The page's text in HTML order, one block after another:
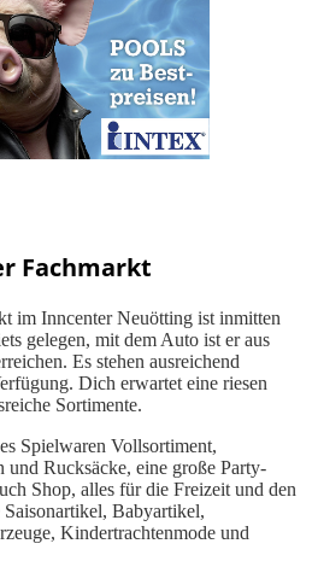
Fachmarkt
im Inncenter Neuötting ist inmitten
gelegen, mit dem Auto ist er aus
Es stehen ausreichend
Dich erwartet eine riesen
Sortimente.
Spielwaren Vollsortiment,
und Rucksäcke, eine große Party-
Shop, alles für die Freizeit und den
Saisonartikel, Babyartikel,
Kindertrachtenmode und